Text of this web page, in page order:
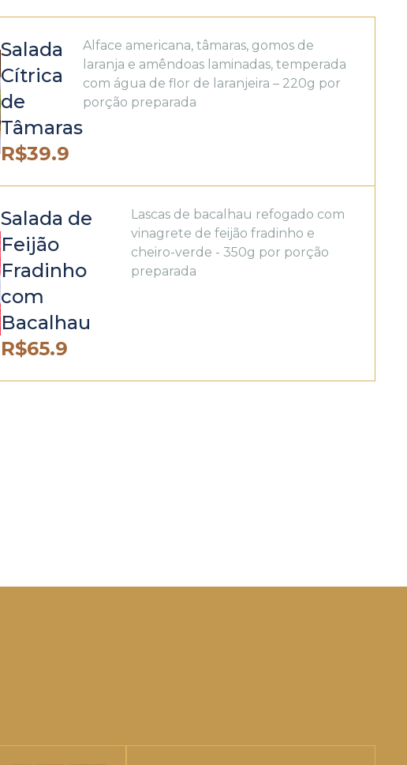
Salada
Cítrica
de
Tâmaras
Alface americana, tâmaras, gomos de
laranja e amêndoas laminadas, temperada
com água de flor de laranjeira – 220g por
porção preparada
R$39.9
Salada de
Feijão
Fradinho
com
Bacalhau
Lascas de bacalhau refogado com
vinagrete de feijão fradinho e
cheiro-verde - 350g por porção
preparada
R$65.9